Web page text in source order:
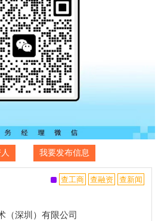
我要发布信息
（深圳）有限公司